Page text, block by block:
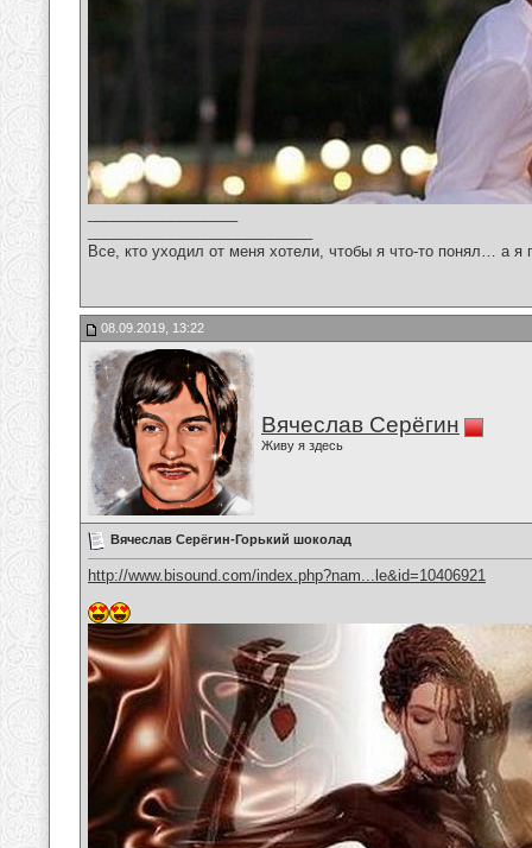
Все, кто уходил от меня хотели, чтобы я что-то понял… а
08.09.2019, 13:22
Вячеслав Серёгин
Живу я здесь
Вячеслав Серёгин-Горький шоколад
http://www.bisound.com/index.php?nam...le&id=10406921